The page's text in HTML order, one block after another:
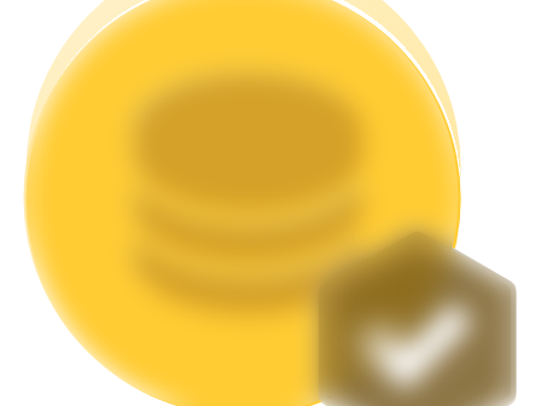
Flexibel staken om populaire tokens te verdienen.